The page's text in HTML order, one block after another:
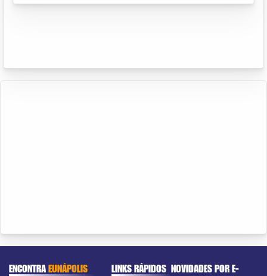
ENCONTRAEUNÁPOLIS LINKS RÁPIDOS NOVIDADES POR E-